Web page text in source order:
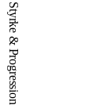
Styrke & Progression